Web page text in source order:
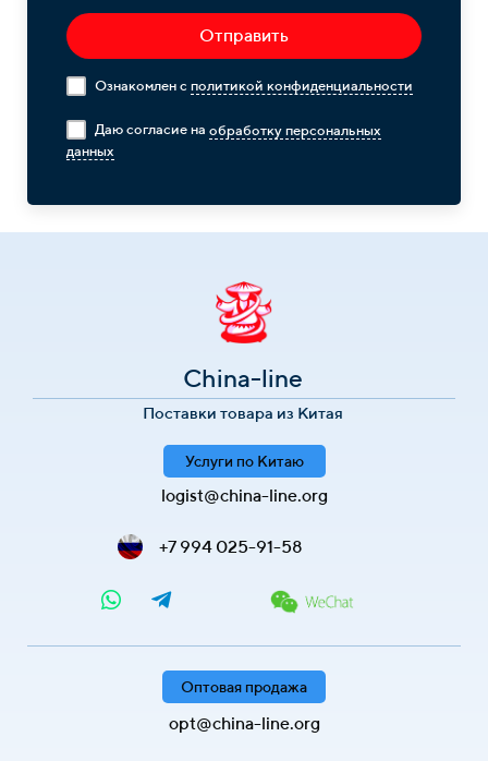
Отправить
Ознакомлен с политикой конфиденциальности
Даю согласие на обработку персональных
данных
China-line
Поставки товара из Китая
Услуги по Китаю
logist@china-line.org
+7 994 025-91-58
Оптовая продажа
opt@china-line.org